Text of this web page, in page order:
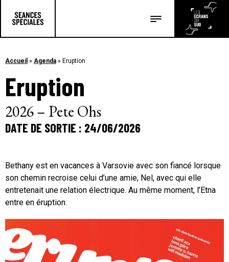
Accueil » Agenda » Eruption
Eruption
2026 – Pete Ohs
DATE DE SORTIE : 24/06/2026
Bethany est en vacances à Varsovie avec son fiancé lorsque
son chemin recroise celui d’une amie, Nel, avec qui elle
entretenait une relation électrique. Au même moment, l’Etna
entre en éruption.